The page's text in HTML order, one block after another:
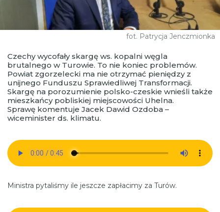
fot. Patrycja Jenczmionka
Czechy wycofały skargę ws. kopalni węgla
brutalnego w Turowie. To nie koniec problemów.
Powiat zgorzelecki ma nie otrzymać pieniędzy z
unijnego Funduszu Sprawiedliwej Transformacji.
Skargę na porozumienie polsko-czeskie wnieśli także
mieszkańcy pobliskiej miejscowości Uhelna.
Sprawę komentuje Jacek Dawid Ozdoba –
wiceminister ds. klimatu.
Ministra pytaliśmy ile jeszcze zapłacimy za Turów.